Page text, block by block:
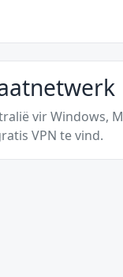
vir Windows,
VPN te vind.